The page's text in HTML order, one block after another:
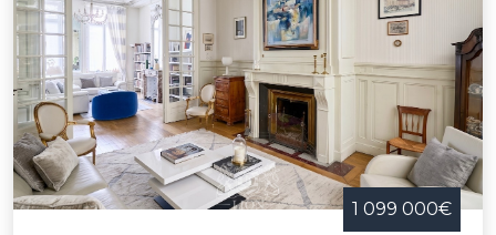
1 099 000€